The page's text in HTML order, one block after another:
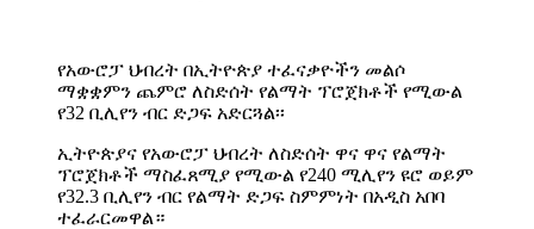
የአውሮፓ ህብረት በኢትዮጵያ ተፈናቃዮችን መልሶ
ማቋቋምን ጨምሮ ለስድሰት የልማት ፕሮጀክቶች የሚውል
የ32 ቢሊየን ብር ድጋፍ አድርጓል፡፡
ኢትዮጵያና የአውሮፓ ህብረት ለስድሰት ዋና ዋና የልማት
ፕሮጀክቶች ማስፈጸሚያ የሚውል የ240 ሚሊየን ዩሮ ወይም
የ32.3 ቢሊየን ብር የልማት ድጋፍ ስምምነት በአዲስ አበባ
ተፈራርመዋል።